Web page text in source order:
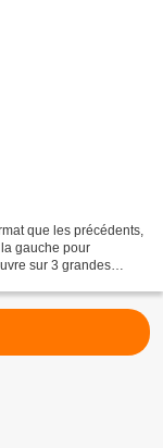
que les précédents,
gauche pour
sur 3 grandes